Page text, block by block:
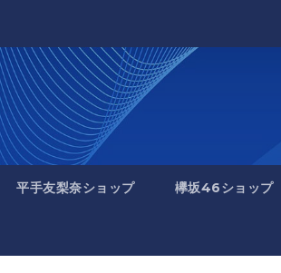
平手友梨奈ショップ 欅坂46ショップ